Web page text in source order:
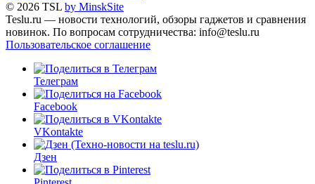
© 2026 TSL by MinskSite
Teslu.ru — новости технологий, обзоры гаджетов и сравнения
новинок. По вопросам сотрудничества: info@teslu.ru
Пользовательское соглашение
Телеграм
Facebook
VKontakte
Дзен